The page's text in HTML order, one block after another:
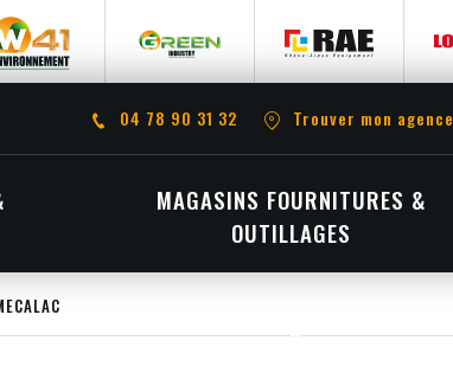
04 78 90 31 32 Trouver mon agence
MAGASINS FOURNITURES &
OUTILLAGES